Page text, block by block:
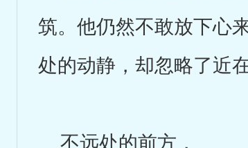
筑。他仍然不敢放下心
处的动静，却忽略了近
不远处的前方，